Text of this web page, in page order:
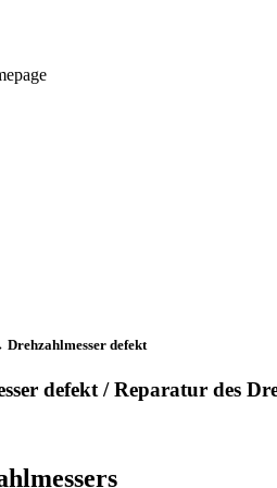
Drehzahlmesser defekt
defekt / Reparatur des